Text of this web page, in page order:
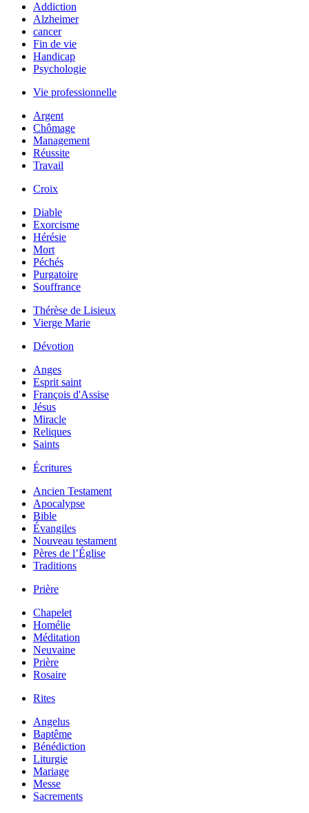
Addiction
Alzheimer
cancer
Fin de vie
Handicap
Psychologie
Vie professionnelle
Argent
Chômage
Management
Réussite
Travail
Croix
Diable
Exorcisme
Hérésie
Mort
Péchés
Purgatoire
Souffrance
Thérèse de Lisieux
Vierge Marie
Dévotion
Anges
Esprit saint
François d'Assise
Jésus
Miracle
Reliques
Saints
Écritures
Ancien Testament
Apocalypse
Bible
Évangiles
Nouveau testament
Pères de l’Église
Traditions
Prière
Chapelet
Homélie
Méditation
Neuvaine
Prière
Rosaire
Rites
Angelus
Baptême
Bénédiction
Liturgie
Mariage
Messe
Sacrements